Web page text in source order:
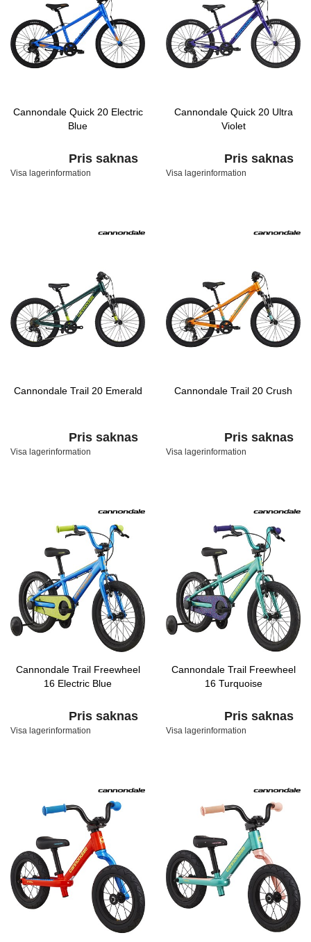
Cannondale Quick 20 Electric
Blue
Pris saknas
Visa lagerinformation
Cannondale Quick 20 Ultra
Violet
Pris saknas
Visa lagerinformation
Cannondale Trail 20 Emerald
Pris saknas
Visa lagerinformation
Cannondale Trail 20 Crush
Pris saknas
Visa lagerinformation
Cannondale Trail Freewheel
16 Electric Blue
Pris saknas
Visa lagerinformation
Cannondale Trail Freewheel
16 Turquoise
Pris saknas
Visa lagerinformation